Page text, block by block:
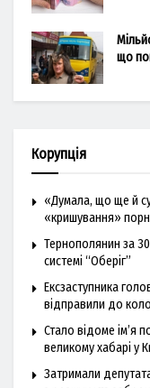
що
Корупція
«Думала, що ще й
«кришування»
Тернополянин за
системі “Оберіг”
Ексзаступника
відправили до
Стало відоме ім’я
великому хабарі у
Затримали